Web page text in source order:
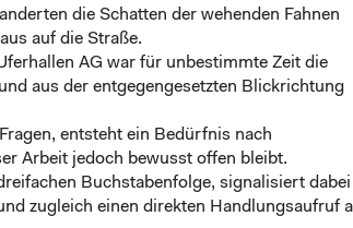
die Schatten der wehenden Fahnen
auf die Straße.
AG war für unbestimmte Zeit die
aus der entgegengesetzten Blickrichtung
entsteht ein Bedürfnis nach
Arbeit jedoch bewusst offen bleibt.
Buchstabenfolge, signalisiert dabei
zugleich einen direkten Handlungsaufruf